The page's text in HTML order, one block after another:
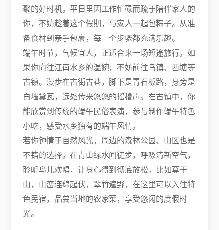
聚的好时机。平日里因工作忙碌而疏于陪伴家人的
你，不妨趁着这个假期，与家人一起包粽子。从准
备食材到亲手包裹，每一个步骤都充满乐趣。
端午时节，气候宜人，正适合来一场短途旅行。如
果你向往江南水乡的温婉，不妨前往乌镇、西塘等
古镇。漫步在古街古巷，脚下是青石板路，身旁是
白墙黛瓦，远处传来悠悠的摇橹声。在古镇中，你
能欣赏到传统的端午民俗表演，参与制作端午特色
小吃，感受水乡独有的端午风情。
若你钟情于自然风光，周边的森林公园、山区也是
不错的选择。在青山绿水间徒步，呼吸清新空气，
聆听鸟儿欢唱，让身心得到彻底放松。比如莫干
山，山峦连绵起伏，翠竹遍野，在这里可以入住特
色民宿，品尝当地的农家菜，享受悠闲的度假时
光。